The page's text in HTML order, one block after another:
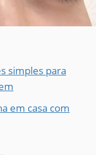
simples para
em casa com